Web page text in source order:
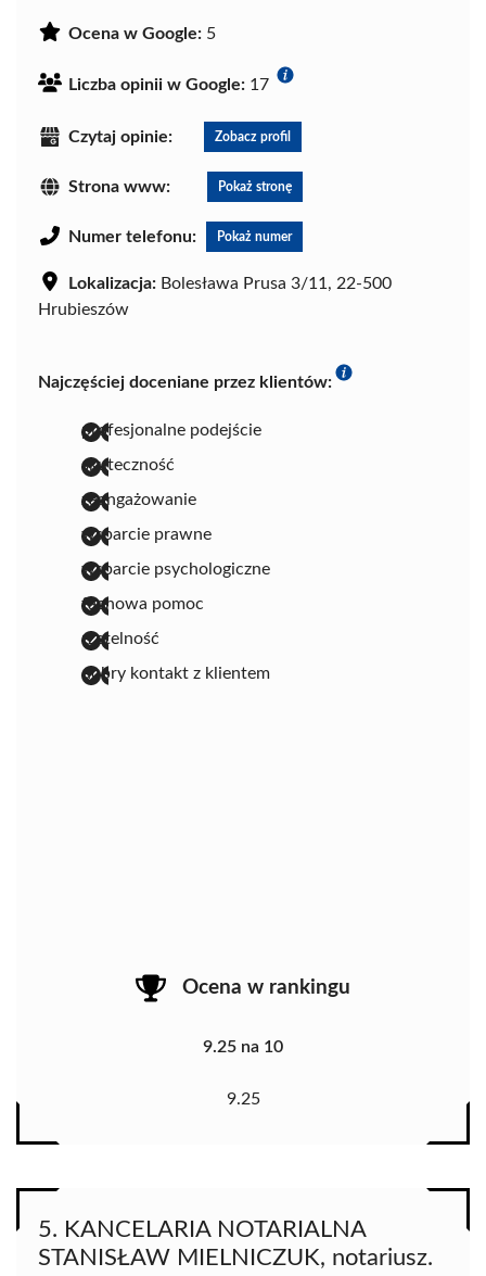
Ocena w Google: 5
Liczba opinii w Google: 17
Czytaj opinie: Zobacz profil
Strona www: Pokaż stronę
Numer telefonu: Pokaż numer
Lokalizacja: Bolesława Prusa 3/11, 22-500
Hrubieszów
Najczęściej doceniane przez klientów:
profesjonalne podejście
skuteczność
zaangażowanie
wsparcie prawne
wsparcie psychologiczne
fachowa pomoc
rzetelność
dobry kontakt z klientem
Ocena w rankingu
9.25 na 10
9.25
5. KANCELARIA NOTARIALNA
STANISŁAW MIELNICZUK, notariusz.